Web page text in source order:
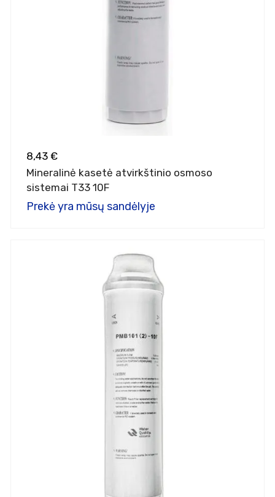
8,43 €
Mineralinė kasetė atvirkštinio osmoso
sistemai T33 10F
Prekė yra mūsų sandėlyje